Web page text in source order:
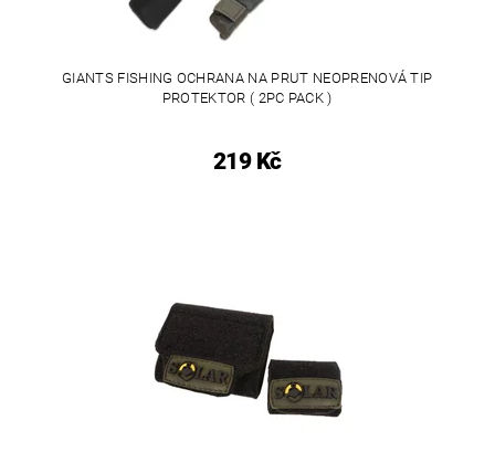
GIANTS FISHING OCHRANA NA PRUT NEOPRENOVÁ TIP
PROTEKTOR ( 2PC PACK )
219 Kč